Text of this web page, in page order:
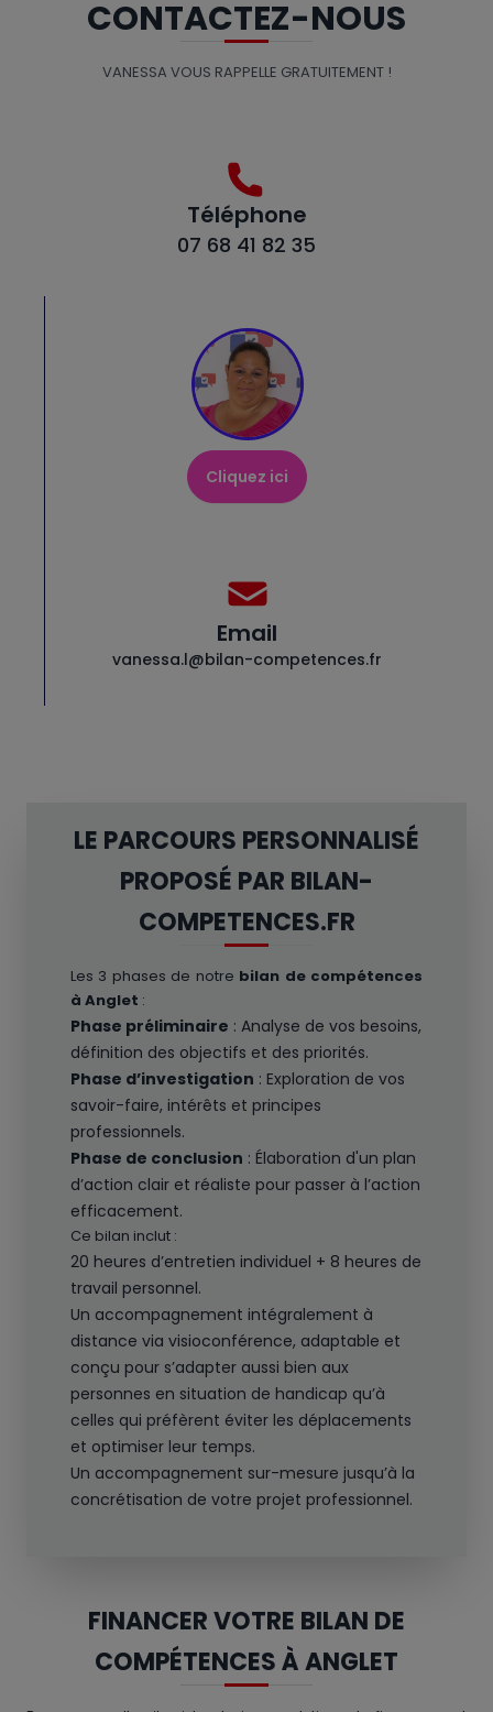
CONTACTEZ-NOUS
VANESSA VOUS RAPPELLE GRATUITEMENT !
Téléphone
07 68 41 82 35
Cliquez ici
Email
vanessa.l@bilan-competences.fr
LE PARCOURS PERSONNALISÉ
PROPOSÉ PAR BILAN-
COMPETENCES.FR
Les 3 phases de notre bilan de compétences
à Anglet :
Phase préliminaire : Analyse de vos besoins,
définition des objectifs et des priorités.
Phase d’investigation : Exploration de vos
savoir-faire, intérêts et principes
professionnels.
Phase de conclusion : Élaboration d'un plan
d’action clair et réaliste pour passer à l’action
efficacement.
Ce bilan inclut :
20 heures d’entretien individuel + 8 heures de
travail personnel.
Un accompagnement intégralement à
distance via visioconférence, adaptable et
conçu pour s’adapter aussi bien aux
personnes en situation de handicap qu’à
celles qui préfèrent éviter les déplacements
et optimiser leur temps.
Un accompagnement sur-mesure jusqu’à la
concrétisation de votre projet professionnel.
FINANCER VOTRE BILAN DE
COMPÉTENCES À ANGLET